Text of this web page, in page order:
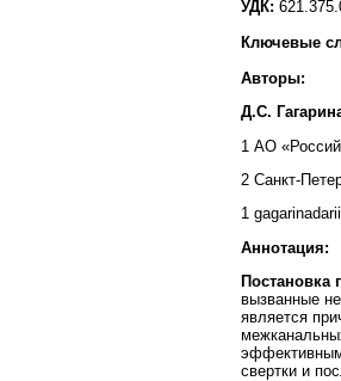
УДК:
Ключевые
Авторы:
Д.С.
1 АО
2 Санкт-
1
Аннотация:
Постановка
вызванные
является
эффективным
свертки и